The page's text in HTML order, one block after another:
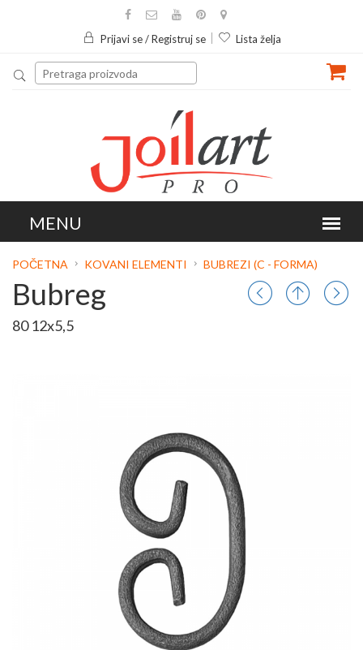
Prijavi se / Registruj se Lista želja
POČETNA KOVANI ELEMENTI BUBREZI (C - FORMA)
Bubreg
80 12x5,5